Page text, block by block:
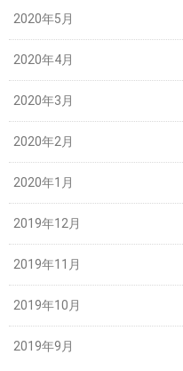
2020年5月
2020年4月
2020年3月
2020年2月
2020年1月
2019年12月
2019年11月
2019年10月
2019年9月